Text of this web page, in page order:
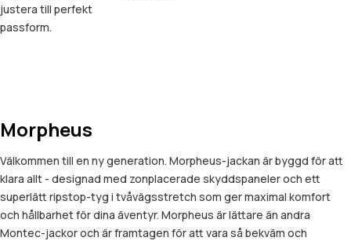
justera till perfekt
passform.
Morpheus
Välkommen till en ny generation. Morpheus-jackan är byggd för att
klara allt - designad med zonplacerade skyddspaneler och ett
superlätt ripstop-tyg i tvåvägsstretch som ger maximal komfort
och hållbarhet för dina äventyr. Morpheus är lättare än andra
Montec-jackor och är framtagen för att vara så bekväm och